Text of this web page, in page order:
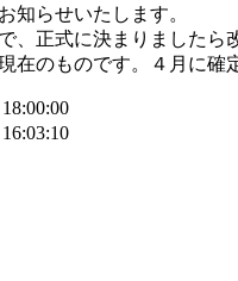
知らせいたします。
、正式に決まりましたら
在のものです。４月に確